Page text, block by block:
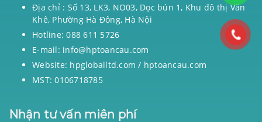
Địa chỉ : Số 13, LK3, NO03, Dọc bún 1, Khu đô thị Văn
Khê, Phường Hà Đông, Hà Nội
Hotline: 088 611 5726
E-mail: info@hptoancau.com
Website: hpgloballtd.com / hptoancau.com
MST: 0106718785
Nhận tư vấn miên phí